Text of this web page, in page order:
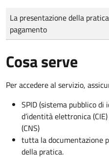
Tipo di pagamento
Importo
La presentazione della
pagamento
Cosa serve
Per accedere al servizio,
SPID (sistema pubblico
d’identità elettronica
(CNS)
tutta la documentazione
della pratica.